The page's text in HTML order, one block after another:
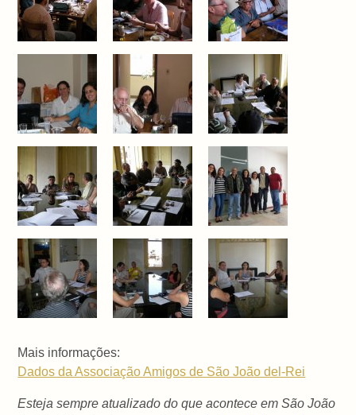
Mais informações:
Dados da Associação Amigos de São João del-Rei
Esteja sempre atualizado do que acontece em São João